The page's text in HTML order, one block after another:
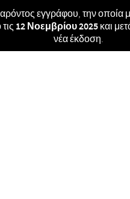
εγγράφου, την οποία
12 Νοεμβρίου 2025 και
νέα έκδοση.